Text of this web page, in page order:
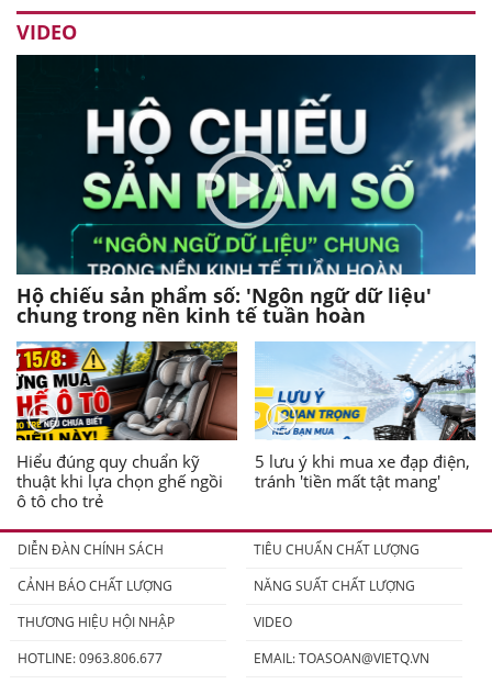
VIDEO
Hộ chiếu sản phẩm số: 'Ngôn ngữ dữ liệu'
chung trong nền kinh tế tuần hoàn
Hiểu đúng quy chuẩn kỹ
thuật khi lựa chọn ghế ngồi
ô tô cho trẻ
5 lưu ý khi mua xe đạp điện,
tránh 'tiền mất tật mang'
DIỄN ĐÀN CHÍNH SÁCH
TIÊU CHUẨN CHẤT LƯỢNG
CẢNH BÁO CHẤT LƯỢNG
NĂNG SUẤT CHẤT LƯỢNG
THƯƠNG HIỆU HỘI NHẬP
VIDEO
HOTLINE: 0963.806.677
EMAIL:TOASOAN@VIETQ.VN